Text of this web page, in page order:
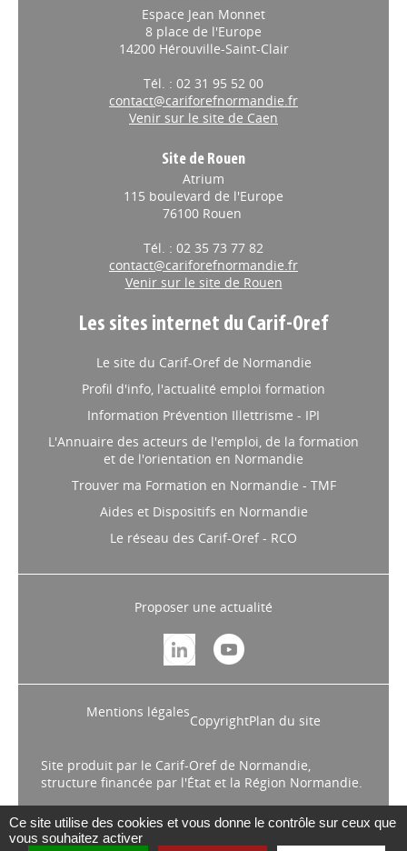
Site de Caen
Espace Jean Monnet
8 place de l'Europe
14200 Hérouville-Saint-Clair
Tél. : 02 31 95 52 00
contact@cariforefnormandie.fr
Venir sur le site de Caen
Site de Rouen
Atrium
115 boulevard de l'Europe
76100 Rouen
Tél. : 02 35 73 77 82
contact@cariforefnormandie.fr
Venir sur le site de Rouen
Les sites internet du Carif-Oref
Le site du Carif-Oref de Normandie
Profil d'info, l'actualité emploi formation
Information Prévention Illettrisme - IPI
L'Annuaire des acteurs de l'emploi, de la formation
et de l'orientation en Normandie
Trouver ma Formation en Normandie - TMF
Aides et Dispositifs en Normandie
Le réseau des Carif-Oref - RCO
Proposer une actualité
Mentions légales
CopyrightPlan du site
Site produit par le Carif-Oref de Normandie,
structure financée par l'État et la Région Normandie.
Ce site utilise des cookies et vous donne le contrôle sur ceux que
vous souhaitez activer